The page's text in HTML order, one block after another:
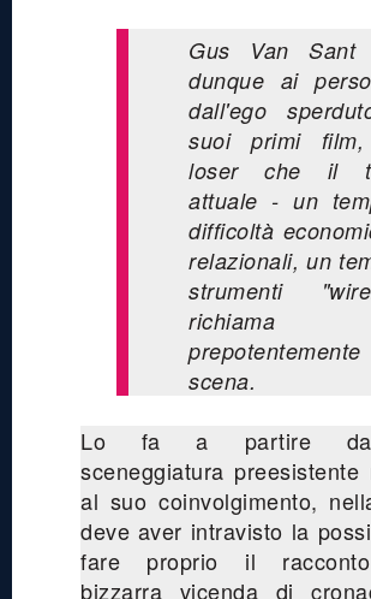
Gus Van Sant
dunque ai
dall'ego
suoi primi
loser che il
attuale - un
difficoltà
relazionali, un
strumenti
richiama
scena.
Lo fa a partire
sceneggiatura preesistente
al suo coinvolgimento,
deve aver intravisto la
fare proprio il
bizzarra vicenda di